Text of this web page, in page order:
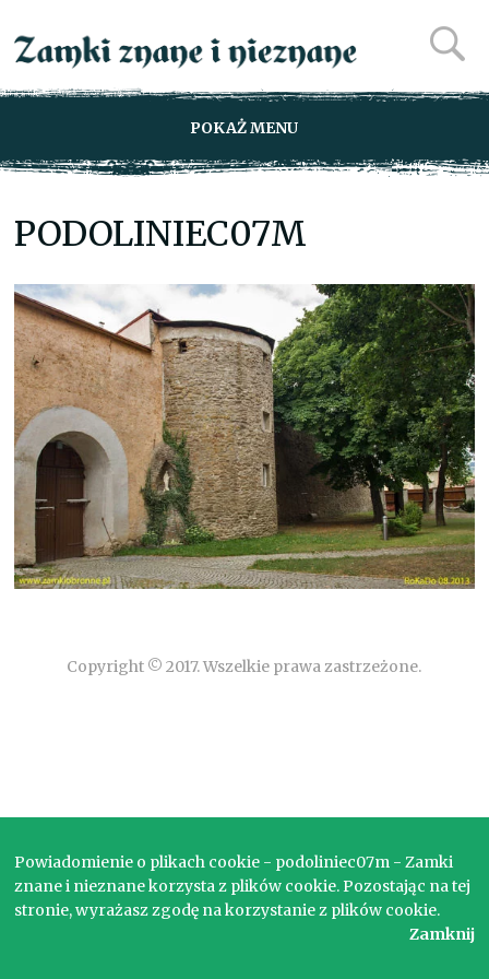
POKAŻ MENU
PODOLINIEC07M
Copyright © 2017. Wszelkie prawa zastrzeżone.
Powiadomienie o plikach cookie - podoliniec07m - Zamki
znane i nieznane korzysta z plików cookie. Pozostając na tej
stronie, wyrażasz zgodę na korzystanie z plików cookie.
Zamknij